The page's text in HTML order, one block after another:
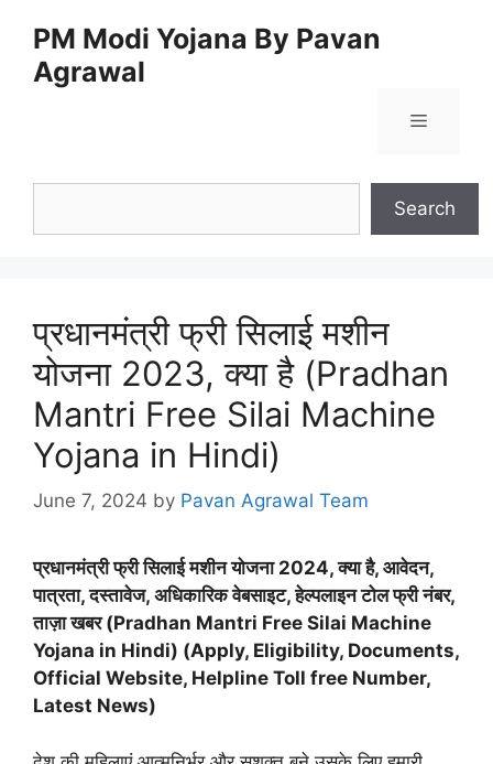
content
PM Modi Yojana By Pavan
Agrawal
Menu
Search
प्रधानमंत्री फ्री सिलाई मशीन
योजना 2023, क्या है (Pradhan
Mantri Free Silai Machine
Yojana in Hindi)
June 7, 2024 by Pavan Agrawal Team
प्रधानमंत्री फ्री सिलाई मशीन योजना 2024, क्या है, आवेदन,
पात्रता, दस्तावेज, अधिकारिक वेबसाइट, हेल्पलाइन टोल फ्री नंबर,
ताज़ा खबर (Pradhan Mantri Free Silai Machine
Yojana in Hindi) (Apply, Eligibility, Documents,
Official Website, Helpline Toll free Number,
Latest News)